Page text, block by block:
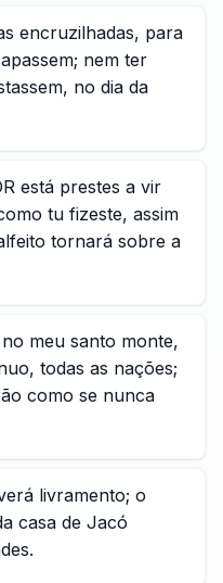
encruzilhadas, para
nem ter
no dia da
está prestes a vir
tu fizeste, assim
tornará sobre a
meu santo monte,
todas as nações;
como se nunca
livramento; o
casa de Jacó